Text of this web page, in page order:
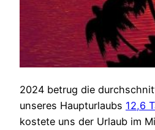
2024 betrug die
unseres Haupturlaubs 12,6
kostete uns der Urlaub im